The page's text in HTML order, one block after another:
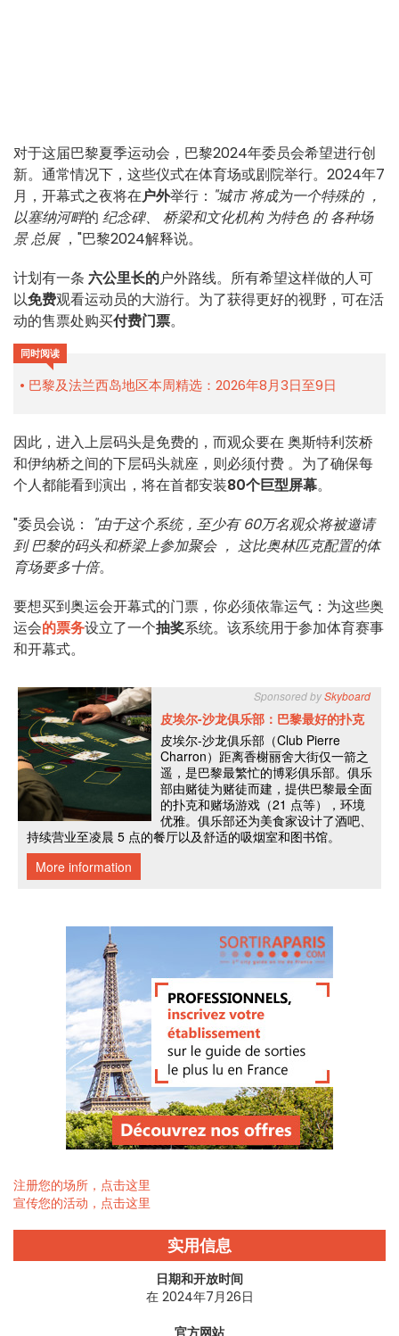
对于这届巴黎夏季运动会，巴黎2024年委员会希望进行创
新。通常情况下，这些仪式在体育场或剧院举行。2024年7
月，开幕式之夜将在户外举行： "城市将成为一个特殊的 ，
以塞纳河畔的 纪念碑、 桥梁和文化机构为特色 的 各种场
景总展 ，"巴黎2024解释说。
计划有一条 六公里长的户外路线。所有希望这样做的人可
以免费观看运动员的大游行。为了获得更好的视野，可在活
动的售票处购买付费门票。
同时阅读
巴黎及法兰西岛地区本周精选：2026年8月3日至9日
因此，进入上层码头是免费的，而观众要在奥斯特利茨桥
和伊纳桥之间的下层码头就座，则必须付费 。为了确保每
个人都能看到演出，将在首都安装80个巨型屏幕。
"委员会说： "由于这个系统，至少有60万名观众将被邀请
到巴黎的码头和桥梁上参加聚会 ， 这比奥林匹克配置的体
育场要多十倍。
要想买到奥运会开幕式的门票，你必须依靠运气：为这些奥
运会的票务设立了一个抽奖系统。该系统用于参加体育赛事
和开幕式。
注册您的场所，点击这里
宣传您的活动，点击这里
实用信息
日期和开放时间
在 2024年7月26日